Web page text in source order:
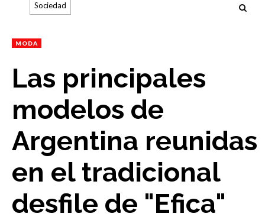
Sociedad
MODA
Las principales
modelos de
Argentina reunidas
en el tradicional
desfile de "Efica"